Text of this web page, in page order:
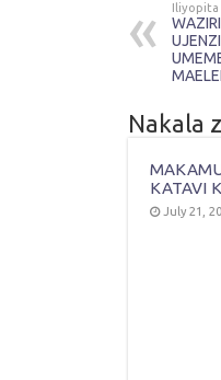
Iliyopita
Nakala
KATAVI
July 21,